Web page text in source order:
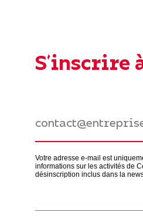
S'inscrire
Votre adresse e-mail est
informations sur les activités de
désinscription inclus dans la